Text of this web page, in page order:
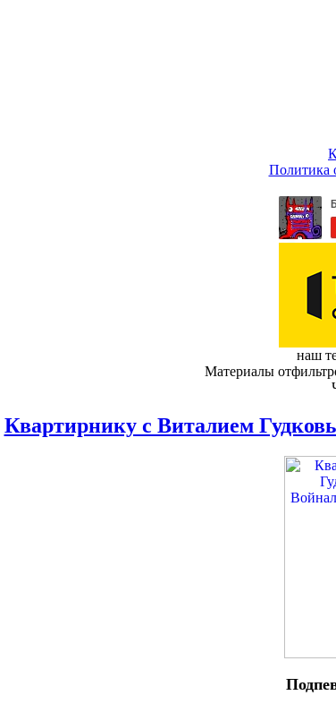
Политика
наш
Материалы
Квартирнику с Виталием